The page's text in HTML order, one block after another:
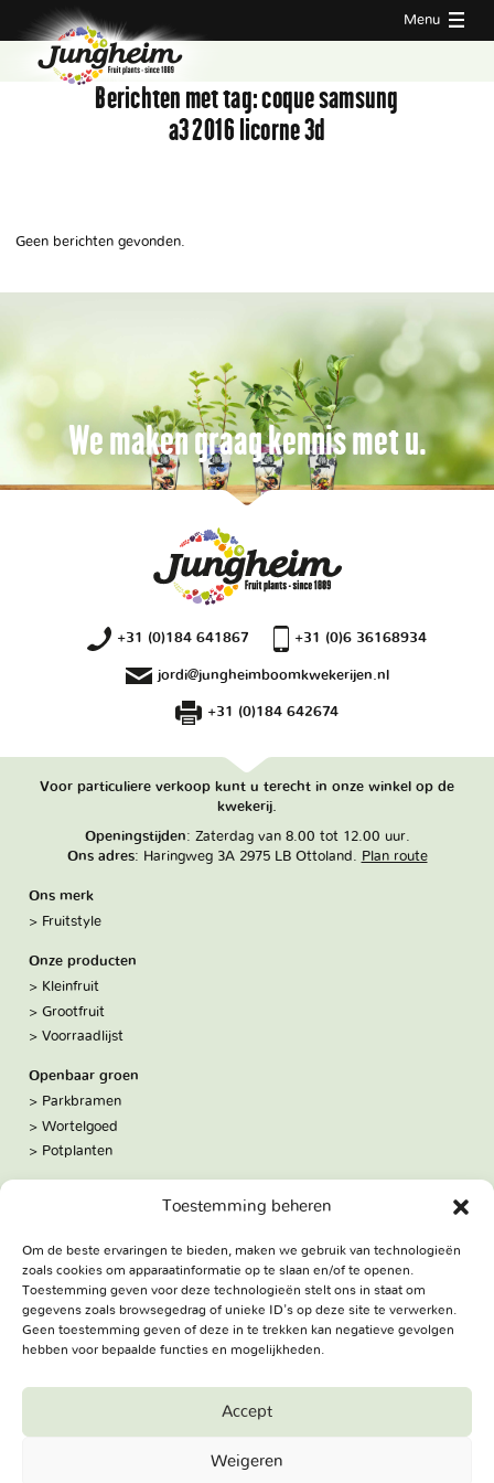
Toestemming beheren
Om de beste ervaringen te bieden, maken we gebruik van technologieën
zoals cookies om apparaatinformatie op te slaan en/of te openen.
Toestemming geven voor deze technologieën stelt ons in staat om
gegevens zoals browsegedrag of unieke ID's op deze site te verwerken.
Geen toestemming geven of deze in te trekken kan negatieve gevolgen
hebben voor bepaalde functies en mogelijkheden.
Accept
Weigeren
Menu
Berichten met tag:coque samsung
a3 2016 licorne 3d
Geen berichten gevonden.
We maken graag kennis met u.
+31 (0)184 641867 +31 (0)6 36168934
jordi@jungheimboomkwekerijen.nl
+31 (0)184 642674
Voor particuliere verkoop kunt u terecht in onze winkel op de
kwekerij.
Openingstijden: Zaterdag van 8.00 tot 12.00 uur.
Ons adres: Haringweg 3A 2975 LB Ottoland. Plan route
Ons merk
Fruitstyle
Onze producten
Kleinfruit
Grootfruit
Voorraadlijst
Openbaar groen
Parkbramen
Wortelgoed
Potplanten
Volg ons:
Facebook
Bezoekadres
Haringweg 3A
2975 LB Ottoland
Reserved.